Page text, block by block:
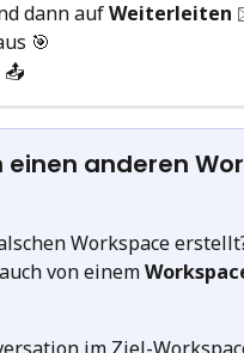
dann auf Weiterleiten
🎯
einen anderen
Workspace
von einem